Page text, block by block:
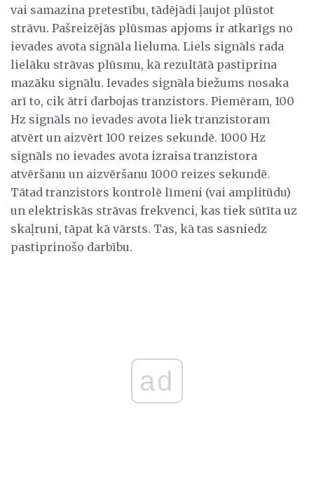
vai samazina pretestību, tādējādi ļaujot plūstot
strāvu. Pašreizējās plūsmas apjoms ir atkarīgs no
ievades avota signāla lieluma. Liels signāls rada
lielāku strāvas plūsmu, kā rezultātā pastiprina
mazāku signālu. Ievades signāla biežums nosaka
arī to, cik ātri darbojas tranzistors. Piemēram, 100
Hz signāls no ievades avota liek tranzistoram
atvērt un aizvērt 100 reizes sekundē. 1000 Hz
signāls no ievades avota izraisa tranzistora
atvēršanu un aizvēršanu 1000 reizes sekundē.
Tātad tranzistors kontrolē līmeni (vai amplitūdu)
un elektriskās strāvas frekvenci, kas tiek sūtīta uz
skaļruni, tāpat kā vārsts. Tas, kā tas sasniedz
pastiprinošo darbību.
ad